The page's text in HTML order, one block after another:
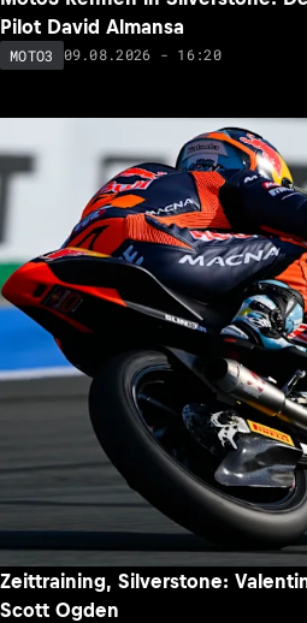
Pilot David Almansa
MOTO3 09.08.2026 - 16:20
Zeittraining, Silverstone:
Scott Ogden